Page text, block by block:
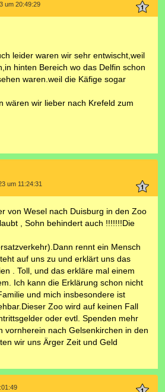
um 20:49:29
leider waren wir sehr entwischt,weil
hinten Bereich wo das Delfin schon
waren.weil die Käfige sogar
wären wir lieber nach Krefeld zum
um 11:24:31
von Wesel nach Duisburg in den Zoo
, Sohn behindert auch !!!!!!!Die
rennt ein Mensch
auf uns zu und erklärt uns das
. Toll, und das erkläre mal einem
Ich kann die Erklärung schon nicht
und mich insbesondere ist
Zoo wird auf keinen Fall
oder evtl. Spenden mehr
vornherein nach Gelsenkirchen in den
wir uns Ärger Zeit und Geld